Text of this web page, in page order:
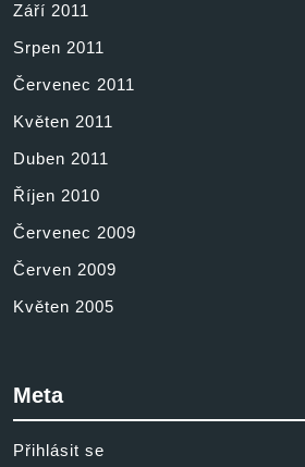
Září 2011
Srpen 2011
Červenec 2011
Květen 2011
Duben 2011
Říjen 2010
Červenec 2009
Červen 2009
Květen 2005
Meta
Přihlásit se